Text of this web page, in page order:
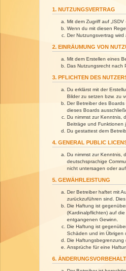
1. NUTZUNGSVERTRAG
Mit dem Zugriff auf
Wenn du mit diesen
Der Nutzungsvertrag
2. EINRÄUMUNG VON
Mit dem Erstellen eines
Das Nutzungsrecht nach
3. PFLICHTEN DES
Du erklärst mit der
Bilder zu setzen bzw. zu
Der Betreiber des
dieses Boards
Du nimmst zur Kenntnis,
Beiträge und Funktionen
Du gestattest dem
4. GENERAL PUBLIC
Du nimmst zur Kenntnis,
deutschsprachige
nicht untersagen oder
5. GEWÄHRLEISTUNG
Der Betreiber haftet mit
zurückzuführen sind.
Die Haftung ist
(Kardinalpflichten) auf
entgangenen Gewinn.
Die Haftung ist
Schäden und im Übrigen
Die Haftungsbegrenzung
Ansprüche für eine
6. ÄNDERUNGSVORBEHALT